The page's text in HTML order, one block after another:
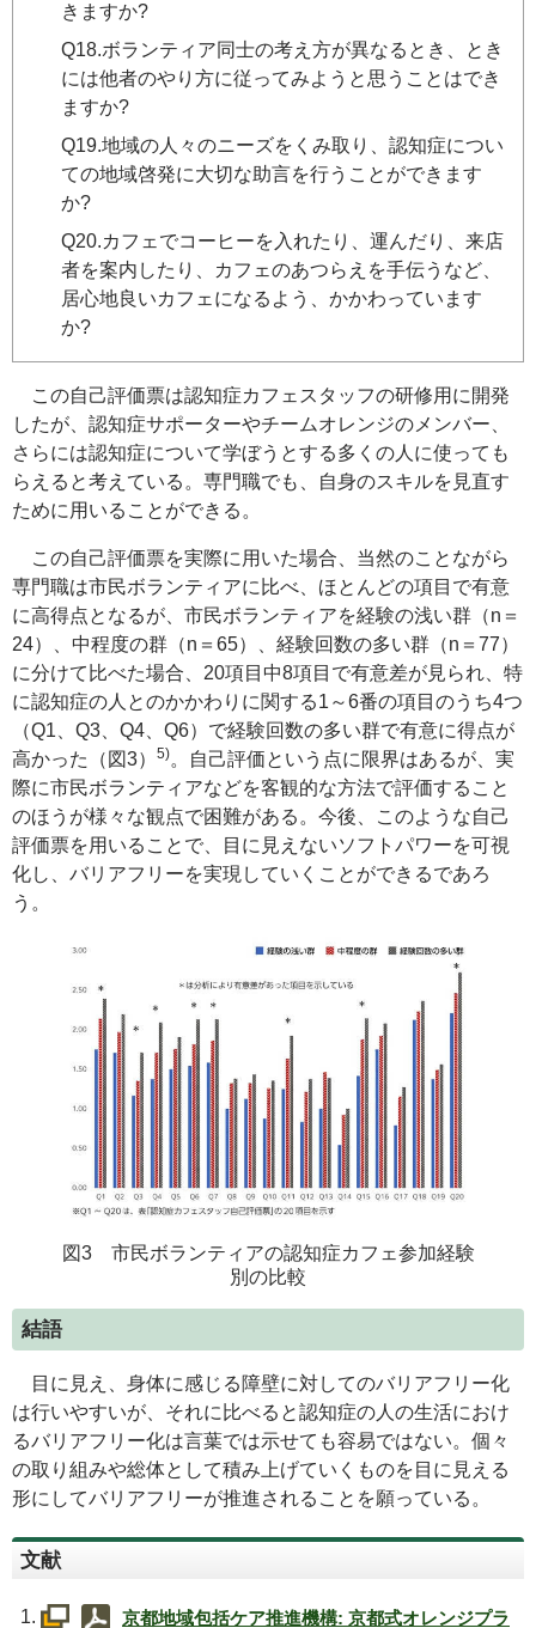
きますか?
Q18.ボランティア同士の考え方が異なるとき、とき
には他者のやり方に従ってみようと思うことはでき
ますか?
Q19.地域の人々のニーズをくみ取り、認知症につい
ての地域啓発に大切な助言を行うことができます
か?
Q20.カフェでコーヒーを入れたり、運んだり、来店
者を案内したり、カフェのあつらえを手伝うなど、
居心地良いカフェになるよう、かかわっています
か?
この自己評価票は認知症カフェスタッフの研修用に開発
したが、認知症サポーターやチームオレンジのメンバー、
さらには認知症について学ぼうとする多くの人に使っても
らえると考えている。専門職でも、自身のスキルを見直す
ために用いることができる。
この自己評価票を実際に用いた場合、当然のことながら
専門職は市民ボランティアに比べ、ほとんどの項目で有意
に高得点となるが、市民ボランティアを経験の浅い群（n＝
24）、中程度の群（n＝65）、経験回数の多い群（n＝77）
に分けて比べた場合、20項目中8項目で有意差が見られ、特
に認知症の人とのかかわりに関する1～6番の項目のうち4つ
（Q1、Q3、Q4、Q6）で経験回数の多い群で有意に得点が
高かった（図3）
5)。自己評価という点に限界はあるが、実
際に市民ボランティアなどを客観的な方法で評価すること
のほうが様々な観点で困難がある。今後、このような自己
評価票を用いることで、目に見えないソフトパワーを可視
化し、バリアフリーを実現していくことができるであろ
う。
図3 市民ボランティアの認知症カフェ参加経験
別の比較
結語
目に見え、身体に感じる障壁に対してのバリアフリー化
は行いやすいが、それに比べると認知症の人の生活におけ
るバリアフリー化は言葉では示せても容易ではない。個々
の取り組みや総体として積み上げていくものを目に見える
形にしてバリアフリーが推進されることを願っている。
文献
京都地域包括ケア推進機構: 京都式オレンジプラ